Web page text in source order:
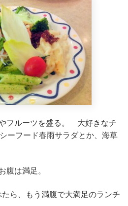
フルーツを盛る。 大好きなチ
ーフード春雨サラダとか、海草
腹は満足。
ら、もう満腹で大満足のランチ